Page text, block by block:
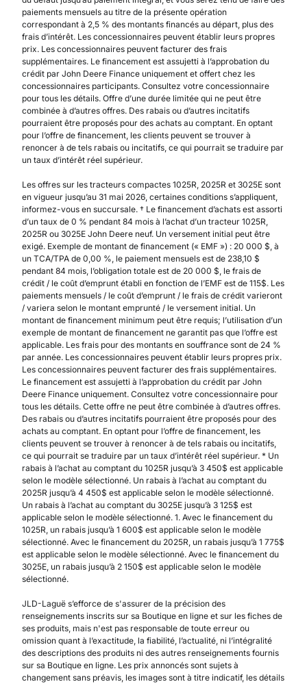
paiements mensuels au titre de la présente opération
correspondant à 2,5 % des montants financés au départ, plus des
frais d’intérêt. Les concessionnaires peuvent établir leurs propres
prix. Les concessionnaires peuvent facturer des frais
supplémentaires. Le financement est assujetti à l’approbation du
crédit par John Deere Finance uniquement et offert chez les
concessionnaires participants. Consultez votre concessionnaire
pour tous les détails. Offre d’une durée limitée qui ne peut être
combinée à d’autres offres. Des rabais ou d’autres incitatifs
pourraient être proposés pour des achats au comptant. En optant
pour l’offre de financement, les clients peuvent se trouver à
renoncer à de tels rabais ou incitatifs, ce qui pourrait se traduire par
un taux d’intérêt réel supérieur.
Les offres sur les tracteurs compactes 1025R, 2025R et 3025E sont
en vigueur jusqu’au 31 mai 2026, certaines conditions s’appliquent,
informez-vous en succursale. † Le financement d’achats est assorti
d’un taux de 0 % pendant 84 mois à l’achat d’un tracteur 1025R,
2025R ou 3025E John Deere neuf. Un versement initial peut être
exigé. Exemple de montant de financement (« EMF ») : 20 000 $, à
un TCA/TPA de 0,00 %, le paiement mensuels est de 238,10 $
pendant 84 mois, l’obligation totale est de 20 000 $, le frais de
crédit / le coût d’emprunt établi en fonction de l’EMF est de 115$. Les
paiements mensuels / le coût d’emprunt / le frais de crédit varieront
/ variera selon le montant emprunté / le versement initial. Un
montant de financement minimum peut être requis; l’utilisation d’un
exemple de montant de financement ne garantit pas que l’offre est
applicable. Les frais pour des montants en souffrance sont de 24 %
par année. Les concessionnaires peuvent établir leurs propres prix.
Les concessionnaires peuvent facturer des frais supplémentaires.
Le financement est assujetti à l’approbation du crédit par John
Deere Finance uniquement. Consultez votre concessionnaire pour
tous les détails. Cette offre ne peut être combinée à d’autres offres.
Des rabais ou d’autres incitatifs pourraient être proposés pour des
achats au comptant. En optant pour l’offre de financement, les
clients peuvent se trouver à renoncer à de tels rabais ou incitatifs,
ce qui pourrait se traduire par un taux d’intérêt réel supérieur. * Un
rabais à l’achat au comptant du 1025R jusqu’à 3 450$ est applicable
selon le modèle sélectionné. Un rabais à l’achat au comptant du
2025R jusqu’à 4 450$ est applicable selon le modèle sélectionné.
Un rabais à l’achat au comptant du 3025E jusqu’à 3 125$ est
applicable selon le modèle sélectionné. 1. Avec le financement du
1025R, un rabais jusqu’à 1 600$ est applicable selon le modèle
sélectionné. Avec le financement du 2025R, un rabais jusqu’à 1 775$
est applicable selon le modèle sélectionné. Avec le financement du
3025E, un rabais jusqu’à 2 150$ est applicable selon le modèle
sélectionné.
JLD-Laguë s’efforce de s'assurer de la précision des
renseignements inscrits sur sa Boutique en ligne et sur les fiches de
ses produits, mais n'est pas responsable de toute erreur ou
omission quant à l’exactitude, la fiabilité, l’actualité, ni l’intégralité
des descriptions des produits ni des autres renseignements fournis
sur sa Boutique en ligne. Les prix annoncés sont sujets à
changement sans préavis, les images sont à titre indicatif, les détails